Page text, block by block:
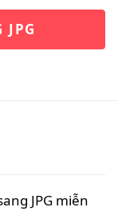
JPG
JPG miễn